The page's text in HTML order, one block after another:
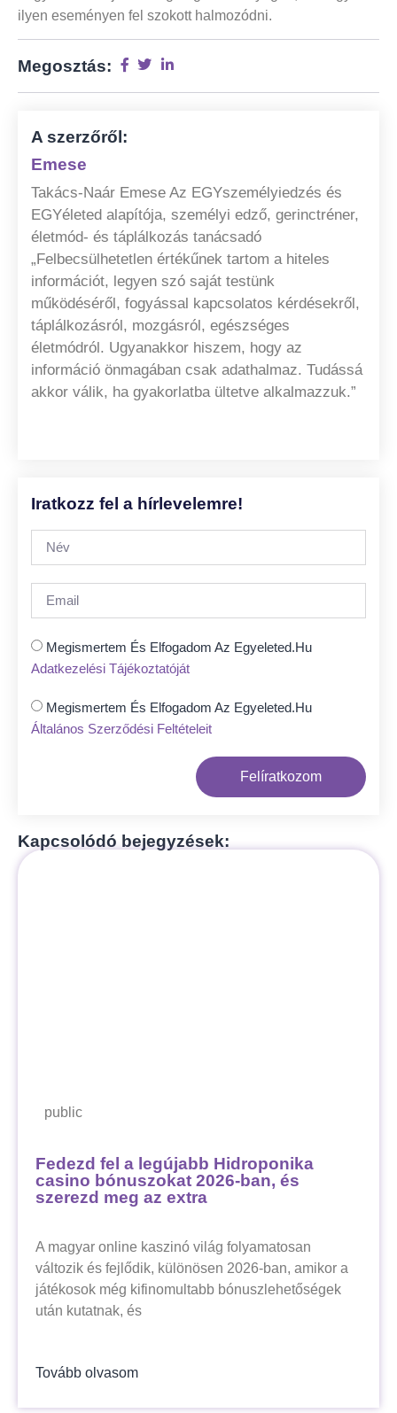
ilyen eseményen fel szokott halmozódni.
Megosztás:
A szerzőről:
Emese
Takács-Naár Emese Az EGYszemélyiedzés és
EGYéleted alapítója, személyi edző, gerinctréner,
életmód- és táplálkozás tanácsadó
„Felbecsülhetetlen értékűnek tartom a hiteles
információt, legyen szó saját testünk
működéséről, fogyással kapcsolatos kérdésekről,
táplálkozásról, mozgásról, egészséges
életmódról. Ugyanakkor hiszem, hogy az
információ önmagában csak adathalmaz. Tudássá
akkor válik, ha gyakorlatba ültetve alkalmazzuk.”
Iratkozz fel a hírlevelemre!
Megismertem És Elfogadom Az Egyeleted.hu
Adatkezelési Tájékoztatóját
Megismertem És Elfogadom Az Egyeleted.hu
Általános Szerződési Feltételeit
Felíratkozom
Kapcsolódó bejegyzések:
public
Fedezd fel a legújabb Hidroponika
casino bónuszokat 2026-ban, és
szerezd meg az extra
A magyar online kaszinó világ folyamatosan
változik és fejlődik, különösen 2026-ban, amikor a
játékosok még kifinomultabb bónuszlehetőségek
után kutatnak, és
Tovább olvasom